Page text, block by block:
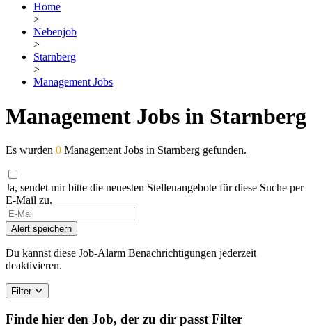
Home
>
Nebenjob
>
Starnberg
>
Management Jobs
Management Jobs in Starnberg
Es wurden 0 Management Jobs in Starnberg gefunden.
Ja, sendet mir bitte die neuesten Stellenangebote für diese Suche per
E-Mail zu.
If
you
are
a
human,
this
field
Alert speichern
Du kannst diese Job-Alarm Benachrichtigungen jederzeit
deaktivieren.
Filter
Finde hier den Job, der zu dir passt Filter